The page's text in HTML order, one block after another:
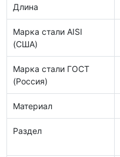
Длина
Марка стали AISI
(США)
Марка стали ГОСТ
(Россия)
Материал
Раздел